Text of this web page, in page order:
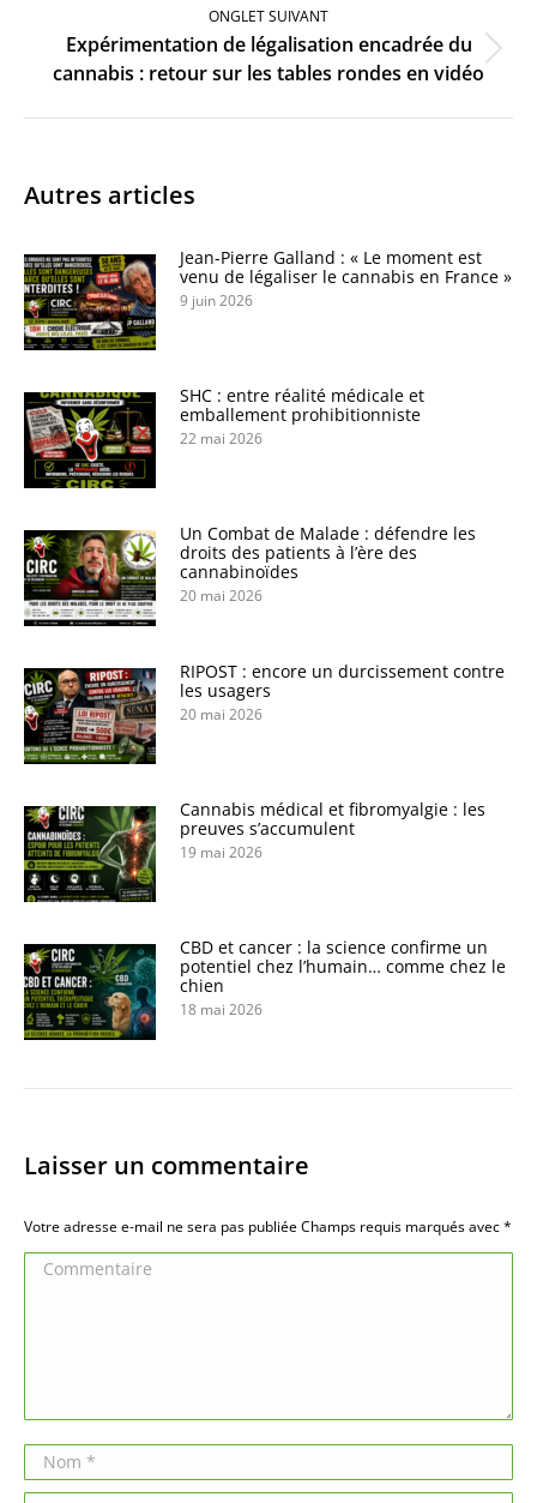
ONGLET SUIVANT
Onglet
suivant
Expérimentation de légalisation encadrée du
cannabis : retour sur les tables rondes en vidéo
Autres articles
Jean-Pierre Galland : « Le moment est
venu de légaliser le cannabis en France »
9 juin 2026
SHC : entre réalité médicale et
emballement prohibitionniste
22 mai 2026
Un Combat de Malade : défendre les
droits des patients à l’ère des
cannabinoïdes
20 mai 2026
RIPOST : encore un durcissement contre
les usagers
20 mai 2026
Cannabis médical et fibromyalgie : les
preuves s’accumulent
19 mai 2026
CBD et cancer : la science confirme un
potentiel chez l’humain… comme chez le
chien
18 mai 2026
Laisser un commentaire
Votre adresse e-mail ne sera pas publiée Champs requis marqués avec*
Commentaire
Nom *